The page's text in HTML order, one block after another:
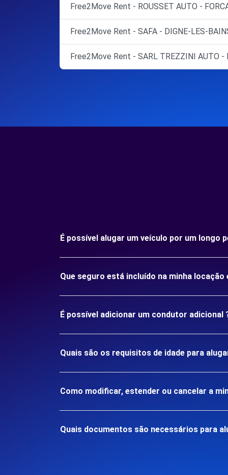
Free2Move Rent - ROUSSET AUTO -
Free2Move Rent - SAFA - DIGNE-LES-
Free2Move Rent - SARL TREZZINI AUTO -
É possível alugar um veículo por um longo
Que seguro está incluído na minha locação
É possível adicionar um condutor adicional
Quais são os requisitos de idade para
Como modificar, estender ou cancelar a
Quais documentos são necessários para